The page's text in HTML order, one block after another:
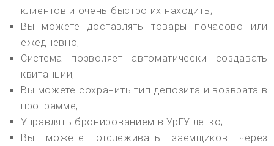
клиентов и очень быстро их находить;
Вы можете доставлять товары почасово или
ежедневно;
Система позволяет автоматически создавать
квитанции;
Вы можете сохранить тип депозита и возврата в
программе;
Управлять бронированием в УрГУ легко;
Вы можете отслеживать заемщиков через